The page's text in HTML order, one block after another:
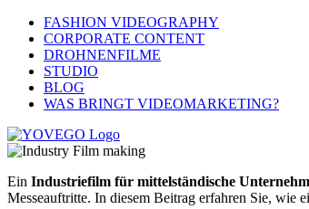
FASHION VIDEOGRAPHY
CORPORATE CONTENT
DROHNENFILME
STUDIO
BLOG
WAS BRINGT VIDEOMARKETING?
Ein Industriefilm für mittelständische
Messeauftritte. In diesem Beitrag erfahren Sie, wie